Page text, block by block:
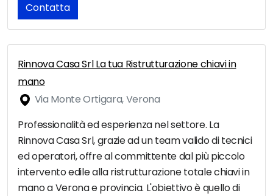
Contatta
Rinnova Casa Srl La tua Ristrutturazione chiavi in
mano
Via Monte Ortigara, Verona
Professionalità ed esperienza nel settore. La
Rinnova Casa Srl, grazie ad un team valido di tecnici
ed operatori, offre al committente dal più piccolo
intervento edile alla ristrutturazione totale chiavi in
mano a Verona e provincia. L'obiettivo è quello di